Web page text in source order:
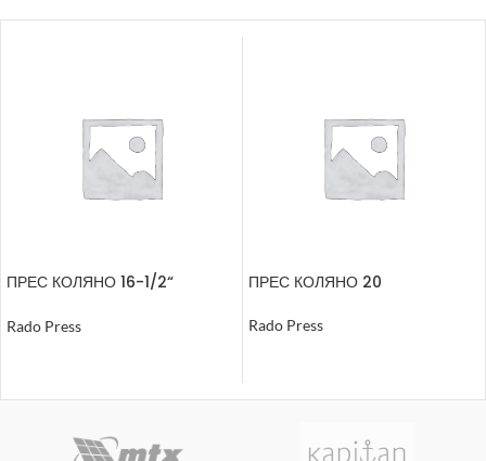
ПРЕС КОЛЯНО 16-1/2“
Rado Press
ПРЕС КОЛЯНО 20
Rado Press